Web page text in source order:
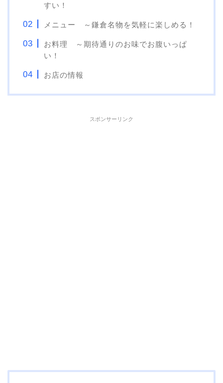
すい！
メニュー ～鎌倉名物を気軽に楽しめる！
お料理 ～期待通りのお味でお腹いっぱ
い！
お店の情報
スポンサーリンク